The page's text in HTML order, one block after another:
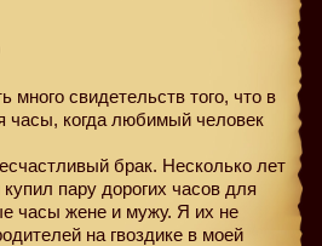
много свидетельств того, что в
часы, когда любимый человек
брак. Несколько лет
пару дорогих часов для
часы жене и мужу. Я их не
на гвоздике в моей